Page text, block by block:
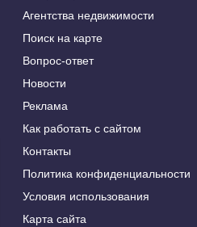
Агентства недвижимости
Поиск на карте
Вопрос-ответ
Новости
Реклама
Как работать с сайтом
Контакты
Политика конфиденциальности
Условия использования
Карта сайта